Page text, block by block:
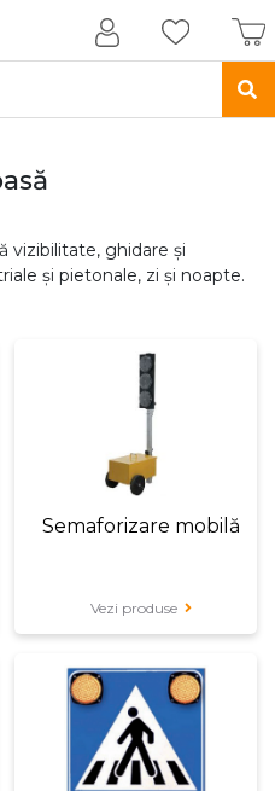
vizibilitate, ghidare și
și pietonale, zi și noapte.
Semaforizare mobilă
Vezi produse